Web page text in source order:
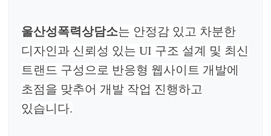
울산성폭력상담소는 안정감 있고 차분한
디자인과 신뢰성 있는 UI 구조 설계 및 최신
트랜드 구성으로 반응형 웹사이트 개발에
초점을 맞추어 개발 작업 진행하고
있습니다.